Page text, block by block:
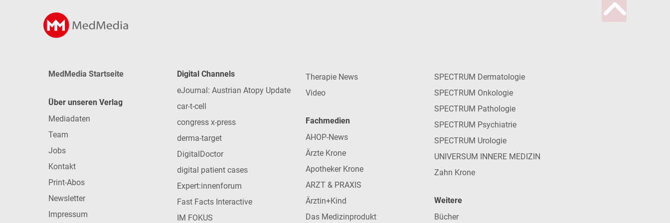
MedMedia Startseite
Über unseren Verlag
Mediadaten
Team
Jobs
Kontakt
Print-Abos
Newsletter
Impressum
Digital Channels
eJournal: Austrian Atopy Update
car-t-cell
congress x-press
derma-target
DigitalDoctor
digital patient cases
Expert:innenforum
Fast Facts Interactive
IM FOKUS
Therapie News
Video
Fachmedien
AHOP-News
Ärzte Krone
Apotheker Krone
ARZT & PRAXIS
Ärztin+Kind
Das Medizinprodukt
SPECTRUM Dermatologie
SPECTRUM Onkologie
SPECTRUM Pathologie
SPECTRUM Psychiatrie
SPECTRUM Urologie
UNIVERSUM INNERE MEDIZIN
Zahn Krone
Weitere
Bücher